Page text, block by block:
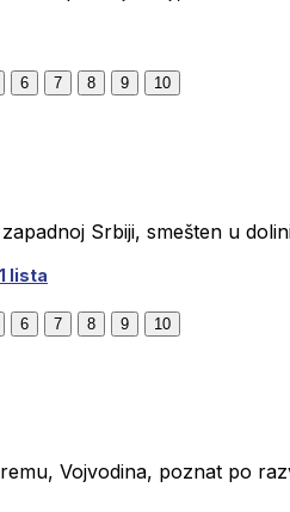
6 7 8 9 10
Srbiji, smešten u
lista
6 7 8 9 10
Vojvodina, poznat po